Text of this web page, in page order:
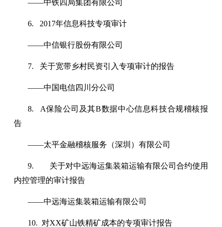
——中铁四局集团有限公司
6. 2017年信息科技专项审计
——中信银行股份有限公司
7. 关于宽带乡村民资引入专项审计的报告
——中国电信四川分公司
8. A保险公司及其B数据中心信息科技合规稽核报
告
——太平金融稽核服务（深圳）有限公司
9. 关于对中远海运集装箱运输有限公司合约使用
内控管理的审计报告
——中远海运集装箱运输有限公司
10. 对XX矿山铁精矿成本的专项审计报告